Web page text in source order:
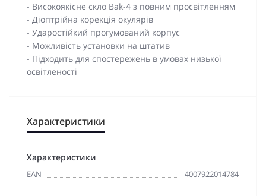
- Високоякісне скло Bak-4 з повним просвітленням
- Діоптрійна корекція окулярів
- Ударостійкий прогумований корпус
- Можливість установки на штатив
- Підходить для спостережень в умовах низької
освітленості
Характеристики
Характеристики
EAN 4007922014784